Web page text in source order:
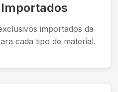
importados da
cada tipo de material.